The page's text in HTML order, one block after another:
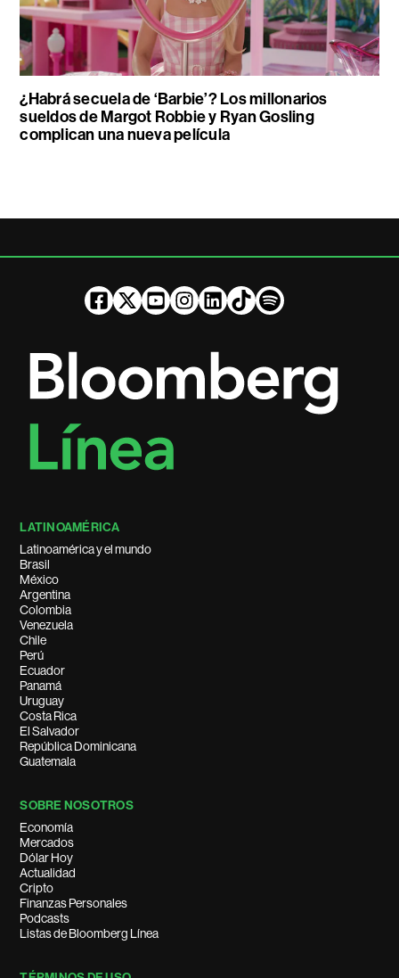
¿Habrá secuela de ‘Barbie’? Los millonarios
sueldos de Margot Robbie y Ryan Gosling
complican una nueva película
LATINOAMÉRICA
Latinoamérica y el mundo
Brasil
México
Argentina
Colombia
Venezuela
Chile
Perú
Ecuador
Panamá
Uruguay
Costa Rica
El Salvador
República Dominicana
Guatemala
SOBRE NOSOTROS
Economía
Mercados
Dólar Hoy
Actualidad
Cripto
Finanzas Personales
Podcasts
Listas de Bloomberg Línea